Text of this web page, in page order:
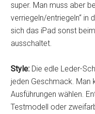
super. Man muss aber
verriegeln/entriegeln“ in
sich das iPad sonst
ausschaltet.
Style: Die edle Leder-
jeden Geschmack. Man
Ausführungen wählen.
Testmodell oder